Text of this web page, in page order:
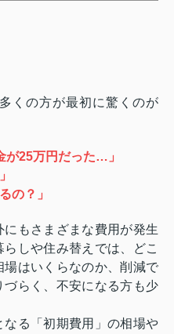
くの方が最初に驚くのが
が25万円だった…」
の？」
もさまざまな費用が発生
しや住み替えでは、どこ
場はいくらなのか、削減で
らく、不安になる方も少
る「初期費用」の相場や